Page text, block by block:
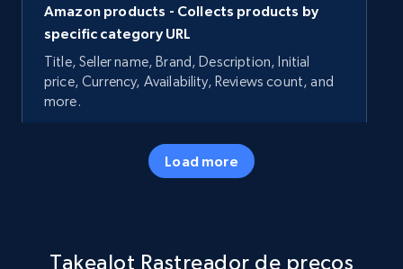
Amazon products - Collects products by
specific category URL
Title, Seller name, Brand, Description, Initial
price, Currency, Availability, Reviews count, and
more.
5.7K+ Comece agora
specific keywords
Load more
Takealot Rastreador de preços